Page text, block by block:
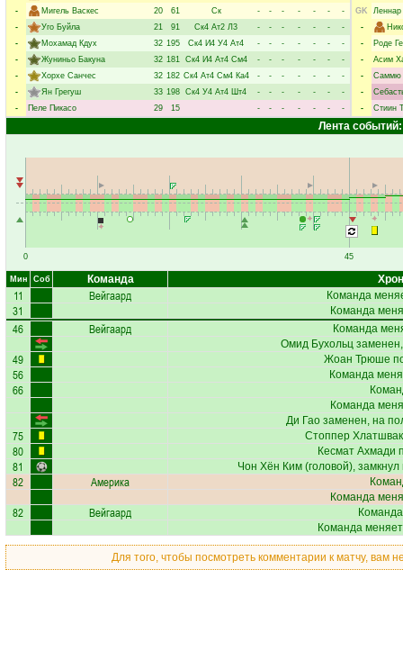
-
Мигель Васкес 20 61 Ск - - - - - -
-
-
Уго Буйла 21 91 Ск4 Ат2 Л3 - - - - - -
-
-
Мохамад Кдух 32 195 Ск4 И4 У4 Ат4 - - - - - -
-
-
Жуниньо Бакуна 32 181 Ск4 И4 Ат4 См4 - - - - - -
-
-
Хорхе Санчес 32 182 Ск4 Ат4 См4 Ка4 - - - - - -
-
-
Ян Грегуш 33 198 Ск4 У4 Ат4 Шт4 - - - - - -
-
-
Пеле Пикасо 29 15 - - - - - - -
GK
Леннар
-
-
Роде
-
Асим
-
Саммю
-
-
Стиин
Лента событий:
0 45
Мин Соб Команда
11 Вейгаард Команда
31 Команда
46 Вейгаард
Команда
Омид Бухольц
49 Жоан Трюше
56 Команда
66
Команда
Ди Гао заменен, на
75 Стоппер
80 Кесмат Ахмади
81 Чон Хён Ким (головой),
82 Америка
Команда
82 Вейгаард
Команда
Для того, чтобы посмотреть комментарии к матчу, вам